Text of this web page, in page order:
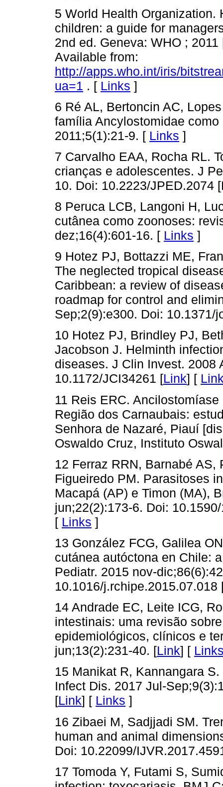
5 World Health Organization.
children: a guide for
2nd ed. Geneva: WHO ;
Available from:
http://apps.who.int/iris/
ua=1 . [ Links ]
6 Ré AL, Bertoncin AC,
família Ancylostomidae
2011;5(1):21-9. [ Links ]
7 Carvalho EAA, Rocha RL.
crianças e adolescentes. J
10. Doi: 10.2223/JPED.2074
8 Peruca LCB, Langoni H,
cutânea como zoonoses:
dez;16(4):601-16. [ Links ]
9 Hotez PJ, Bottazzi ME,
The neglected tropical
Caribbean: a review of
roadmap for control and
Sep;2(9):e300. Doi: 10.1371/
10 Hotez PJ, Brindley PJ,
Jacobson J. Helminth
diseases. J Clin Invest. 2008
10.1172/JCI34261 [Link] [
11 Reis ERC.
Região dos Carnaubais:
Senhora de Nazaré, Piauí
Oswaldo Cruz, Instituto
12 Ferraz RRN, Barnabé AS,
Figueiredo PM. Parasitoses
Macapá (AP) e Timon (MA),
jun;22(2):173-6. Doi:
[ Links ]
13 González FCG, Galilea
cutánea autóctona en Chile:
Pediatr. 2015 nov-
10.1016/j.rchipe.2015.07.018
14 Andrade EC, Leite ICG,
intestinais: uma revisão
epidemiológicos, clínicos e
jun;13(2):231-40. [Link] [
15 Manikat R, Kannangara
Infect Dis. 2017 Jul-
[Link] [ Links ]
16 Zibaei M, Sadjjadi SM.
human and animal
Doi: 10.22099/
17 Tomoda Y, Futami S,